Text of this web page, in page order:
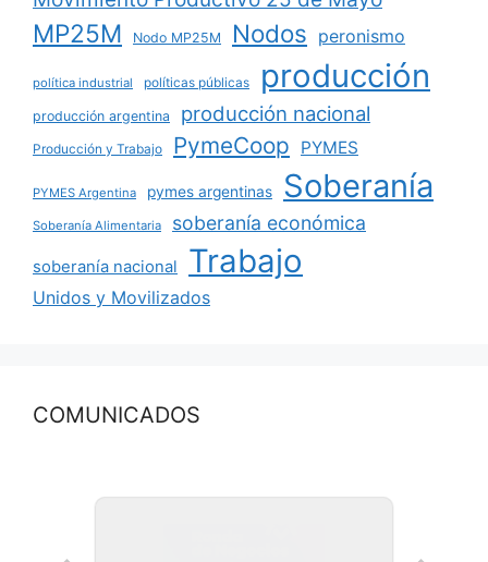
MP25M Nodo MP25M Nodos peronismo
política industrial políticas públicas producción
producción argentina producción nacional
Producción y Trabajo PymeCoop PYMES
PYMES Argentina pymes argentinas Soberanía
Soberanía Alimentaria soberanía económica
soberanía nacional Trabajo
Unidos y Movilizados
COMUNICADOS